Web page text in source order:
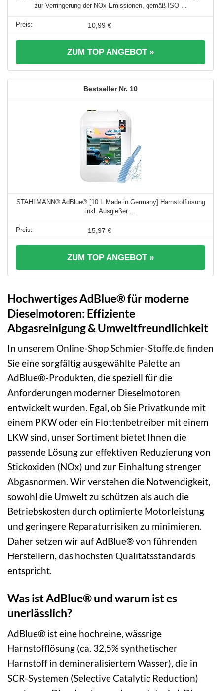
zur Verringerung der NOx-Emissionen, gemäß ISO ...
10,99 €
ZUM TOP ANGEBOT »
10
STAHLMANN® AdBlue® [10 L Made in Germany] Harnstofflösung
inkl. Ausgießer ...
15,97 €
ZUM TOP ANGEBOT »
Hochwertiges AdBlue® für moderne
Dieselmotoren: Effiziente
Abgasreinigung & Umweltfreundlichkeit
In unserem Online-Shop Schmier-Stoffe.de finden
Sie eine sorgfältig ausgewählte Palette an
AdBlue®-Produkten, die speziell für die
Anforderungen moderner Dieselmotoren
entwickelt wurden. Egal, ob Sie Privatkunde mit
einem PKW oder ein Flottenbetreiber mit einem
LKW sind, unser Sortiment bietet Ihnen die
passende Lösung zur effektiven Reduzierung von
Stickoxiden (NOx) und zur Einhaltung strenger
Abgasnormen. Wir verstehen die Notwendigkeit,
sowohl die Umwelt zu schützen als auch die
Betriebskosten durch optimierte Motorleistung
und geringere Reparaturrisiken zu minimieren.
Daher setzen wir auf AdBlue® von führenden
Herstellern, das höchsten Qualitätsstandards
entspricht.
Was ist AdBlue® und warum ist es
unerlässlich?
AdBlue® ist eine hochreine, wässrige
Harnstofflösung (ca. 32,5% synthetischer
Harnstoff in demineralisiertem Wasser), die in
SCR-Systemen (Selective Catalytic Reduction)